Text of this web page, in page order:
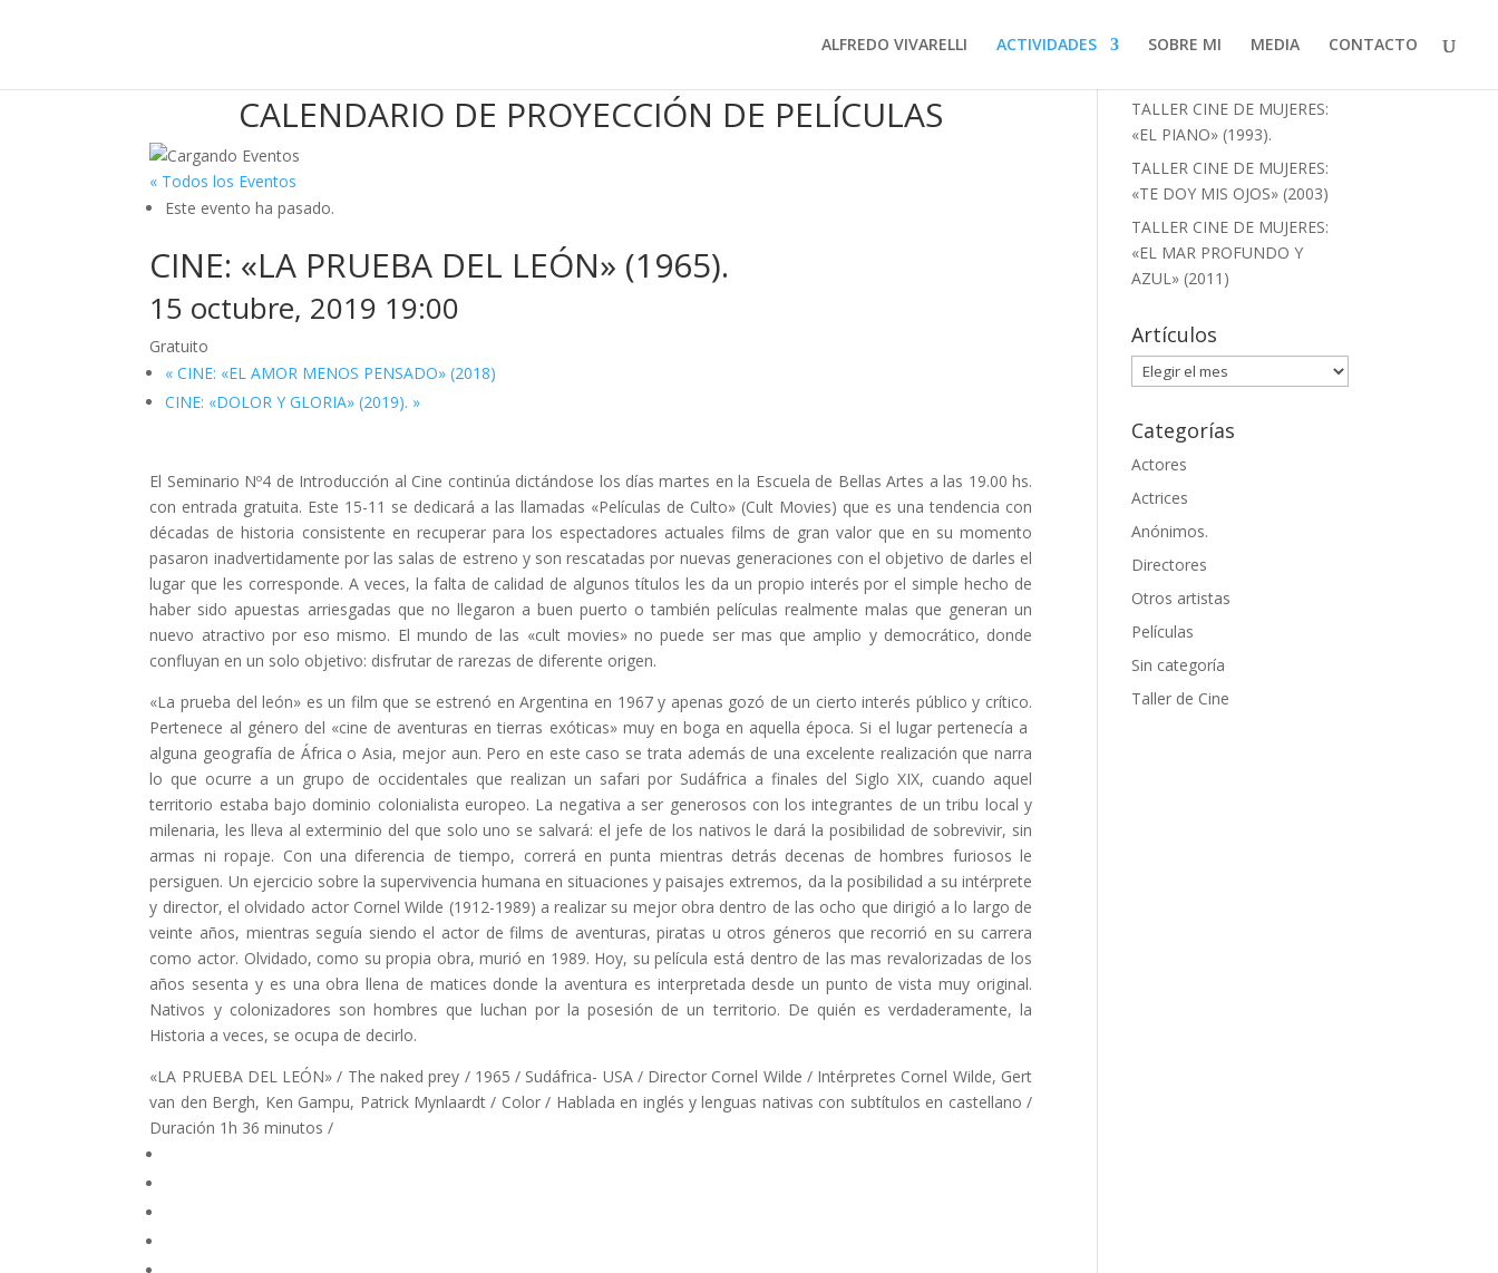
ALFREDO VIVARELLI ACTIVIDADES SOBRE MI MEDIA CONTACTO
CALENDARIO DE PROYECCIÓN DE PELÍCULAS
« Todos los Eventos
Este evento ha pasado.
CINE: «LA PRUEBA DEL LEÓN» (1965).
15 octubre, 2019 19:00
Gratuito
« CINE: «EL AMOR MENOS PENSADO» (2018)
CINE: «DOLOR Y GLORIA» (2019). »
El Seminario Nº4 de Introducción al Cine continúa dictándose los días martes en la Escuela de Bellas Artes a las 19.00 hs.
con entrada gratuita. Este 15-11 se dedicará a las llamadas «Películas de Culto» (Cult Movies) que es una tendencia con
décadas de historia consistente en recuperar para los espectadores actuales films de gran valor que en su momento
pasaron inadvertidamente por las salas de estreno y son rescatadas por nuevas generaciones con el objetivo de darles el
lugar que les corresponde. A veces, la falta de calidad de algunos títulos les da un propio interés por el simple hecho de
haber sido apuestas arriesgadas que no llegaron a buen puerto o también películas realmente malas que generan un
nuevo atractivo por eso mismo. El mundo de las «cult movies» no puede ser mas que amplio y democrático, donde
confluyan en un solo objetivo: disfrutar de rarezas de diferente origen.
«La prueba del león» es un film que se estrenó en Argentina en 1967 y apenas gozó de un cierto interés público y crítico.
Pertenece al género del «cine de aventuras en tierras exóticas» muy en boga en aquella época. Si el lugar pertenecía a
alguna geografía de África o Asia, mejor aun. Pero en este caso se trata además de una excelente realización que narra
lo que ocurre a un grupo de occidentales que realizan un safari por Sudáfrica a finales del Siglo XIX, cuando aquel
territorio estaba bajo dominio colonialista europeo. La negativa a ser generosos con los integrantes de un tribu local y
milenaria, les lleva al exterminio del que solo uno se salvará: el jefe de los nativos le dará la posibilidad de sobrevivir, sin
armas ni ropaje. Con una diferencia de tiempo, correrá en punta mientras detrás decenas de hombres furiosos le
persiguen. Un ejercicio sobre la supervivencia humana en situaciones y paisajes extremos, da la posibilidad a su intérprete
y director, el olvidado actor Cornel Wilde (1912-1989) a realizar su mejor obra dentro de las ocho que dirigió a lo largo de
veinte años, mientras seguía siendo el actor de films de aventuras, piratas u otros géneros que recorrió en su carrera
como actor. Olvidado, como su propia obra, murió en 1989. Hoy, su película está dentro de las mas revalorizadas de los
años sesenta y es una obra llena de matices donde la aventura es interpretada desde un punto de vista muy original.
Nativos y colonizadores son hombres que luchan por la posesión de un territorio. De quién es verdaderamente, la
Historia a veces, se ocupa de decirlo.
«LA PRUEBA DEL LEÓN» / The naked prey / 1965 / Sudáfrica- USA / Director Cornel Wilde / Intérpretes Cornel Wilde, Gert
van den Bergh, Ken Gampu, Patrick Mynlaardt / Color / Hablada en inglés y lenguas nativas con subtítulos en castellano /
Duración 1h 36 minutos /
TALLER CINE DE MUJERES:
«EL PIANO» (1993).
TALLER CINE DE MUJERES:
«TE DOY MIS OJOS» (2003)
TALLER CINE DE MUJERES:
«EL MAR PROFUNDO Y
AZUL» (2011)
Artículos
Artículos
Categorías
Actores
Actrices
Anónimos.
Directores
Otros artistas
Películas
Sin categoría
Taller de Cine